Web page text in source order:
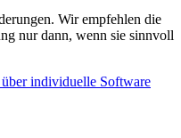
Wir empfehlen die
nur dann, wenn sie sinnvoll
individuelle Software